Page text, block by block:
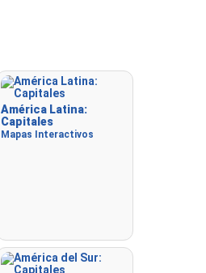
América Latina:
Capitales
Mapas Interactivos